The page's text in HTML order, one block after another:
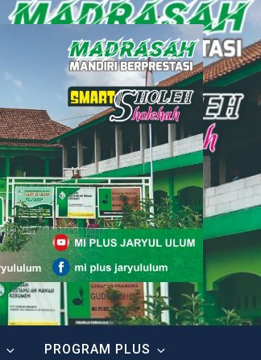
PROGRAM PLUS